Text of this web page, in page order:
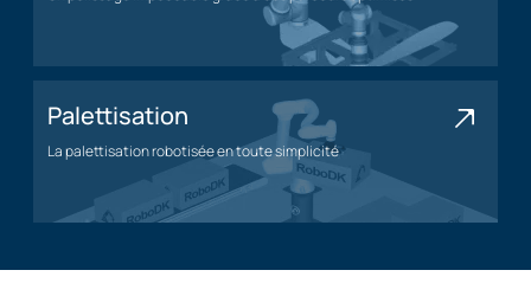
Palettisation
La palettisation robotisée en toute simplicité
Application de palettisation